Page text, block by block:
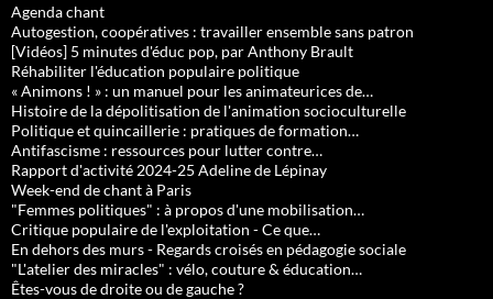
Agenda chant
Autogestion, coopératives : travailler ensemble sans patron
[Vidéos] 5 minutes d'éduc pop, par Anthony Brault
Réhabiliter l'éducation populaire politique
« Animons ! » : un manuel pour les animateurices de…
Histoire de la dépolitisation de l'animation socioculturelle
Politique et quincaillerie : pratiques de formation…
Antifascisme : ressources pour lutter contre…
Rapport d'activité 2024-25 Adeline de Lépinay
Week-end de chant à Paris
"Femmes politiques" : à propos d'une mobilisation…
Critique populaire de l'exploitation - Ce que…
En dehors des murs - Regards croisés en pédagogie sociale
"L'atelier des miracles" : vélo, couture & éducation…
Êtes-vous de droite ou de gauche ?